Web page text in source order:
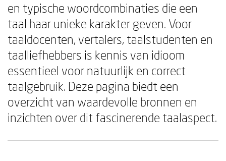
en typische woordcombinaties die een
taal haar unieke karakter geven. Voor
taaldocenten, vertalers, taalstudenten en
taalliefhebbers is kennis van idioom
essentieel voor natuurlijk en correct
taalgebruik. Deze pagina biedt een
overzicht van waardevolle bronnen en
inzichten over dit fascinerende taalaspect.